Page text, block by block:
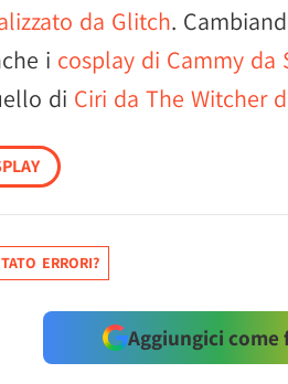
da Glitch.
i cosplay di Cammy da
di Ciri da The Witcher
ERRORI?
Aggiungici